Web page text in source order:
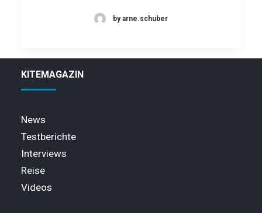
by arne.schuber
KITEMAGAZIN
News
Testberichte
Interviews
Reise
Videos